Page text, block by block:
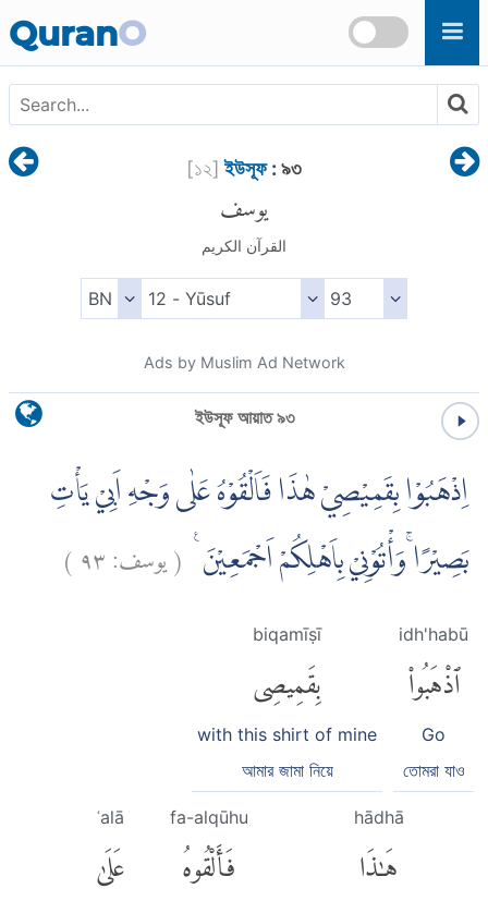
QuranO
[১২] ইউসূফ: ৯৩
يوسف
القرآن الكريم
Ads by Muslim Ad Network
ইউসূফ আয়াত ৯৩
اِذْهَبُوْا بِقَمِيْصِيْ هٰذَا فَاَلْقُوْهُ عَلٰى وَجْهِ اَبِيْ يَأْتِ
بَصِيْرًا ۚوَأْتُوْنِيْ بِاَهْلِكُمْ اَجْمَعِيْنَ ࣖ (يوسف:٩٣)
idh'habū
ٱذْهَبُوا۟
Go
তোমরা যাও
biqamīṣī
بِقَمِيصِى
with this shirt of mine
আমার জামা নিয়ে
hādhā
هَٰذَا
fa-alqūhu
فَأَلْقُوهُ
ʿalā
عَلَىٰ